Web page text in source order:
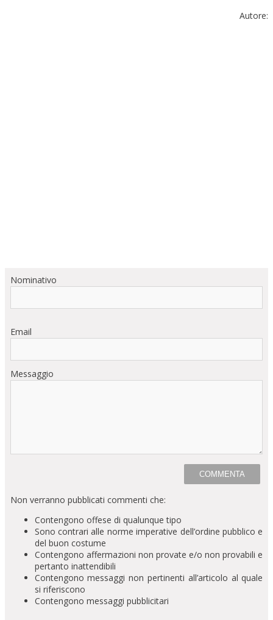
Autore:
Nominativo
Email
Messaggio
Non verranno pubblicati commenti che:
Contengono offese di qualunque tipo
Sono contrari alle norme imperative dell’ordine pubblico e
del buon costume
Contengono affermazioni non provate e/o non provabili e
pertanto inattendibili
Contengono messaggi non pertinenti all’articolo al quale
si riferiscono
Contengono messaggi pubblicitari